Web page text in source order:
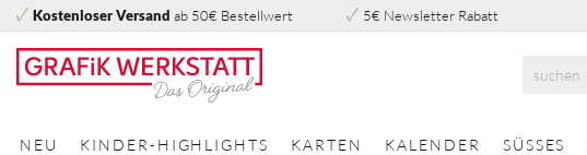
Kostenloser Versand ab 50€ Bestellwert 5€ Newsletter Rabatt
Direkt
zum
NEU KINDER-HIGHLIGHTS KARTEN KALENDER SÜSSES